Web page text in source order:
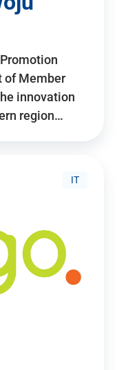
of Member
innovation
region…
IT